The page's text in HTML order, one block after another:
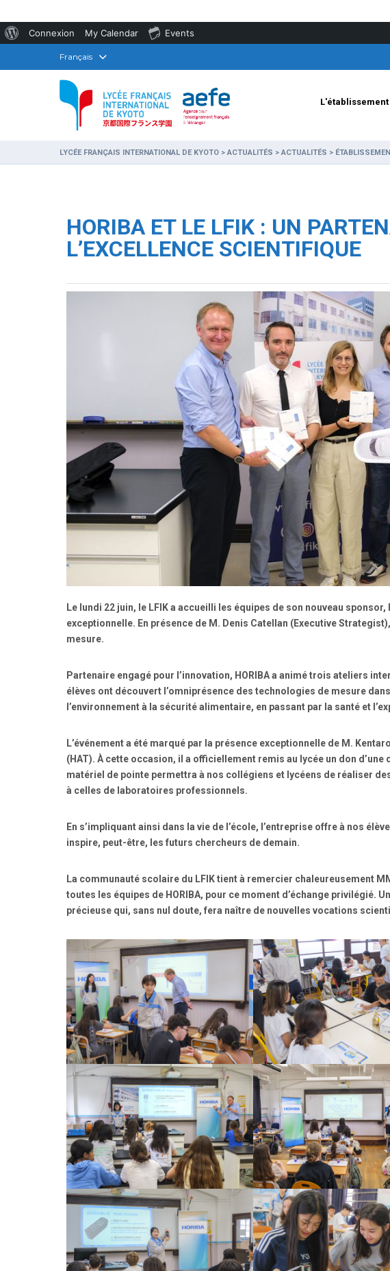
WordPress
Connexion My Calendar Events
Français
L'établissement
LYCÉE FRANÇAIS INTERNATIONAL DE KYOTO >ACTUALITÉS >ACTUALITÉS >
HORIBA ET LE LFIK : UN
L’EXCELLENCE SCIENTIFIQUE
Le lundi 22 juin, le LFIK a accueilli les équipes de son nouveau
exceptionnelle. En présence de M. Denis Catellan (Executive
mesure.
Partenaire engagé pour l’innovation, HORIBA a animé trois ateliers
élèves ont découvert l’omniprésence des technologies de mesure
l’environnement à la sécurité alimentaire, en passant par la santé et
L’événement a été marqué par la présence exceptionnelle de M.
(HAT). À cette occasion, il a officiellement remis au lycée un don
matériel de pointe permettra à nos collégiens et lycéens de réaliser
à celles de laboratoires professionnels.
En s’impliquant ainsi dans la vie de l’école, l’entreprise offre à nos
inspire, peut-être, les futurs chercheurs de demain.
La communauté scolaire du LFIK tient à remercier chaleureusement
toutes les équipes de HORIBA, pour ce moment d’échange privilégié.
précieuse qui, sans nul doute, fera naître de nouvelles vocations